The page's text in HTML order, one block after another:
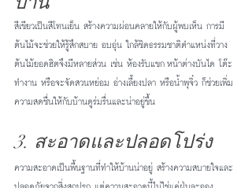
สีเขียวเป็นสีโทนเย็น สร้างความผ่อนคลายให้กับผู้พบเห็น การมี
ต้นไม้จะช่วยให้รู้สึกสบาย อบอุ่น ใกล้ชิดธรรมชาติตำแหน่งที่วาง
ต้นไม้ยอดฮิตจึงมีหลายส่วน เช่น ห้องรับแขก หน้าต่างบันได โต๊ะ
ทำงาน หรือจะจัดสวนหย่อม อ่างเลี้ยงปลา หรือน้ำพุจิ๋ว ก็ช่วยเพิ่ม
ความสดชื่นให้กับบ้านดูร่มรื่นและน่าอยู่ขึ้น
3. สะอาดและปลอดโปร่ง
ความสะอาดเป็นพื้นฐานที่ทำให้บ้านน่าอยู่ สร้างความสบายใจและ